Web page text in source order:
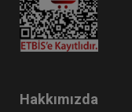
Hakkımızda